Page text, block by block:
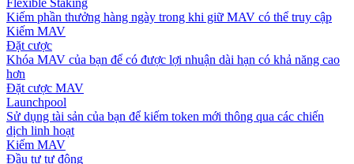
Kiếm phần thưởng hàng ngày trong khi giữ MAV có thể truy cập
Kiếm MAV
Đặt cược
Khóa MAV của bạn để có được lợi nhuận dài hạn có khả năng cao
hơn
Đặt cược MAV
Launchpool
Sử dụng tài sản của bạn để kiếm token mới thông qua các chiến
dịch linh hoạt
Kiếm MAV
Đầu tư tự động